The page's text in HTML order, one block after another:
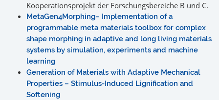
Kooperationsprojekt der Forschungsbereiche B und C.
MetaGen4Morphing– Implementation of a
programmable meta materials toolbox for complex
shape morphing in adaptive and long living materials
systems by simulation, experiments and machine
learning
Generation of Materials with Adaptive Mechanical
Properties – Stimulus-Induced Lignification and
Softening